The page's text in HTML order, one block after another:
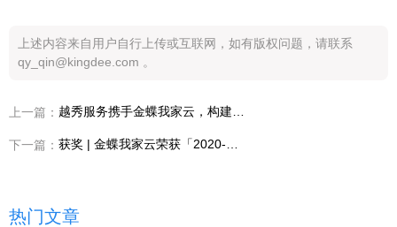
上述内容来自用户自行上传或互联网，如有版权问题，请联系
qy_qin@kingdee.com 。
上一篇：
下一篇：
热门文章